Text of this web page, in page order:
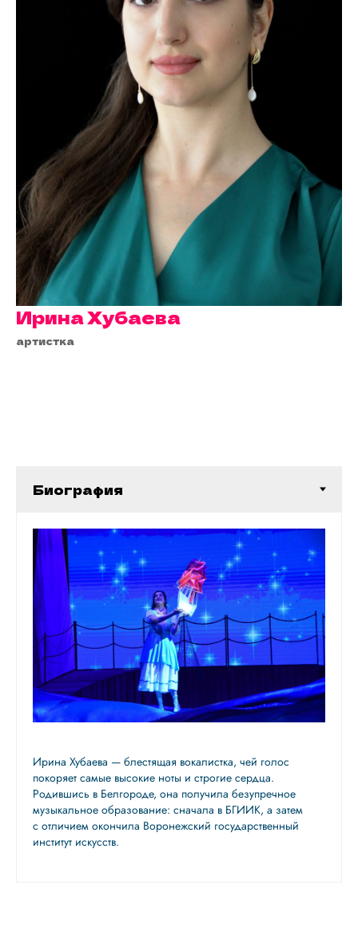
Ирина Хубаева
артистка
Ирина Хубаева — блестящая вокалистка, чей голос
покоряет самые высокие ноты и строгие сердца.
Родившись в Белгороде, она получила безупречное
музыкальное образование: сначала в БГИИК, а затем
с отличием окончила Воронежский государственный
институт искусств.